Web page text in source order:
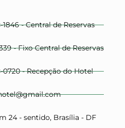
1846 - Central de Reservas
- Fixo Central de Reservas
0720 - Recepção do Hotel
24 - sentido, Brasília - DF